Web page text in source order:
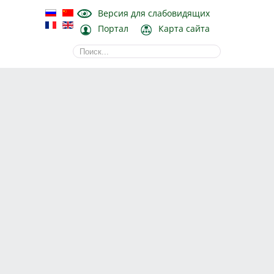
Версия для слабовидящих
Портал
Карта сайта